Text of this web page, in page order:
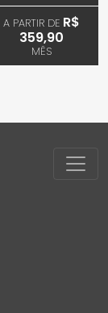
A PARTIR DE R$
359,90
MÊS